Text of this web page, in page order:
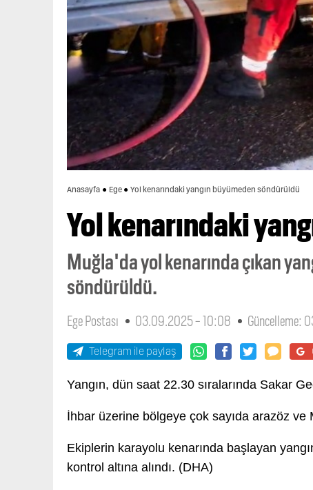
Anasayfa Ege Yol kenarındaki yangın büyümeden söndürüldü
Yol kenarındaki
Muğla'da yol kenarında çıkan
söndürüldü.
Ege Postası 03.09.2025 - 10:08 Güncelleme:
Telegram ile paylaş
Yangın, dün saat 22.30 sıralarında Sakar
İhbar üzerine bölgeye çok sayıda arazöz
Ekiplerin karayolu kenarında başlayan
kontrol altına alındı. (DHA)